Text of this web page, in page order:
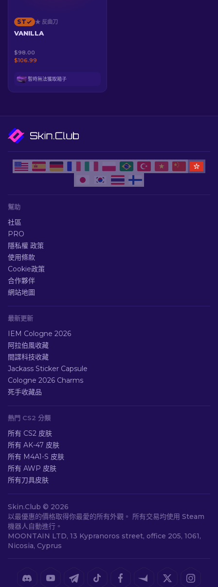
ST ★ 反曲刀
VANILLA
$98.00
$106.99
暫時無法獲取箱子
幫助
社區
PRO
隱私權 政策
使用條款
Cookie政策
合作夥伴
網站地圖
最新更新
IEM Cologne 2026
阿拉伯風收藏
間諜科技收藏
Jackass Sticker Capsule
Cologne 2026 Charms
死手收藏品
熱門 CS2 分類
所有 CS2 皮肤
所有 AK-47 皮肤
所有 M4A1-S 皮肤
所有 AWP 皮肤
所有刀具皮肤
Skin.Club © 2026
以最優惠的價格取得你最愛的所有外觀。 所有交易均使用 Steam
機器人自動進行。
MOONTAIN LTD, 13 Kypranoros street, office 205, 1061,
Nicosia, Cyprus